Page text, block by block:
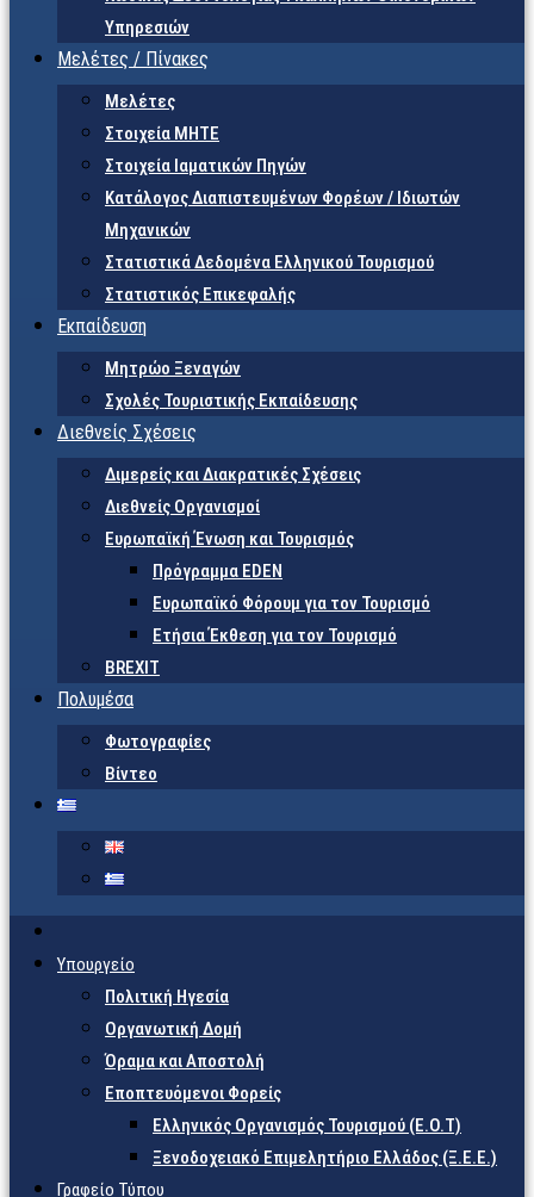
Υπηρεσιών
Μελέτες / Πίνακες
Μελέτες
Στοιχεία ΜΗΤΕ
Στοιχεία Ιαματικών Πηγών
Κατάλογος Διαπιστευμένων Φορέων / Ιδιωτών
Μηχανικών
Στατιστικά Δεδομένα Ελληνικού Τουρισμού
Στατιστικός Επικεφαλής
Εκπαίδευση
Μητρώο Ξεναγών
Σχολές Τουριστικής Εκπαίδευσης
Διεθνείς Σχέσεις
Διμερείς και Διακρατικές Σχέσεις
Διεθνείς Οργανισμοί
Ευρωπαϊκή Ένωση και Τουρισμός
Πρόγραμμα EDEN
Ευρωπαϊκό Φόρουμ για τον Τουρισμό
Ετήσια Έκθεση για τον Τουρισμό
BREXIT
Πολυμέσα
Φωτογραφίες
Βίντεο
Υπουργείο
Πολιτική Ηγεσία
Οργανωτική Δομή
Όραμα και Αποστολή
Εποπτευόμενοι Φορείς
Eλληνικός Οργανισμός Τουρισμού (Ε.Ο.Τ)
Ξενοδοχειακό Επιμελητήριο Ελλάδος (Ξ.Ε.Ε.)
Γραφείο Τύπου